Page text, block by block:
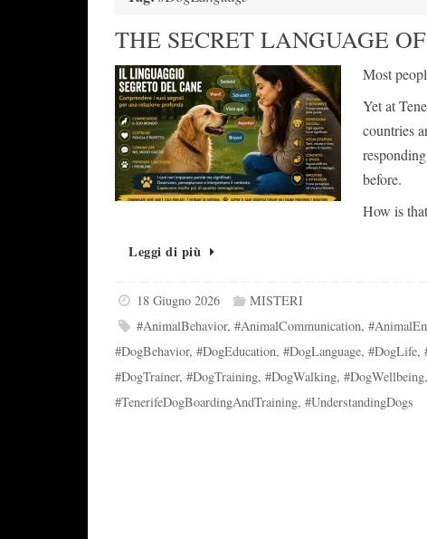
THE SECRET LANGUAGE
Most
Yet at
countries
before.
How is
Leggi di più
18 Giugno 2026
MISTERI
#AnimalBehavior,#AnimalCommunication,
#DogBehavior, #DogEducation, #DogLanguage, #DogLife,
#DogTrainer, #DogTraining, #DogWalking, #DogWellbeing,
#TenerifeDogBoardingAndTraining, #UnderstandingDogs